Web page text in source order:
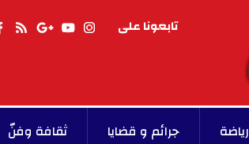
تابعونا على
رياضة جرائم و قضايا ثقافة وفنّ